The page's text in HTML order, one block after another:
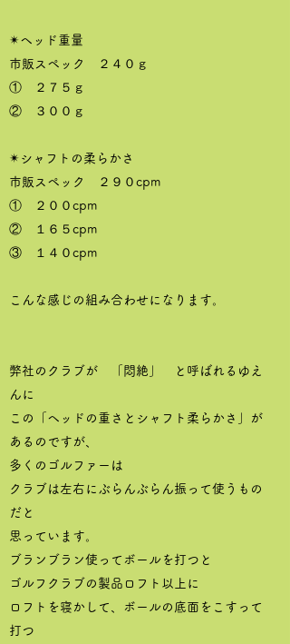
✴ヘッド重量
市販スペック ２４０ｇ
① ２７５ｇ
② ３００ｇ
✴シャフトの柔らかさ
市販スペック ２９０cpm
① ２００cpm
② １６５cpm
③ １４０cpm
こんな感じの組み合わせになります。
弊社のクラブが 「悶絶」 と呼ばれるゆえ
んに
この「ヘッドの重さとシャフト柔らかさ」が
あるのですが、
多くのゴルファーは
クラブは左右にぶらんぶらん振って使うもの
だと
思っています。
ブランブラン使ってボールを打つと
ゴルフクラブの製品ロフト以上に
ロフトを寝かして、ボールの底面をこすって
打つ